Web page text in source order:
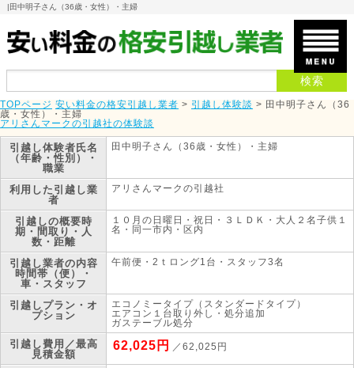
|田中明子さん（36歳・女性）・主婦
TOPページ 安い料金の格安引越し業者 > 引越し体験談 > 田中明子さん（36
歳・女性）・主婦
アリさんマークの引越社の体験談
引越し体験者 氏名
（年齢・性別）・
職業
田中明子さん（36歳・女性）・主婦
利用した引越し業
者
アリさんマークの引越社
引越しの概要時
期・間取り・人
数・距離
１０月の日曜日・祝日・３ＬＤＫ・大人２名子供１
名・同一市内・区内
引越し業者の内容
時間帯（便）・
車・スタッフ
午前便・2ｔロング1台・スタッフ3名
引越しプラン・オ
プション
エコノミータイプ（スタンダードタイプ）
エアコン１台取り外し・処分追加
ガステーブル処分
引越し費用／最高
見積金額
62,025円 ／62,025円